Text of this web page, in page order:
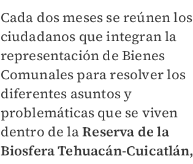
Cada dos meses se reúnen los
ciudadanos que integran la
representación de Bienes
Comunales para resolver los
diferentes asuntos y
problemáticas que se viven
dentro de laReserva de la
Biosfera Tehuacán-Cuicatlán,